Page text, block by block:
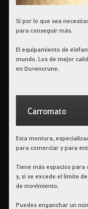
Si por lo que sea
para conseguir más.
El equipamiento de
mundo. Los de mejor
en Duvencrune.
Carromato
Esta montura,
para comerciar y para
Tiene más espacios
y, si se excede el límite
de movimiento.
Puedes enganchar un